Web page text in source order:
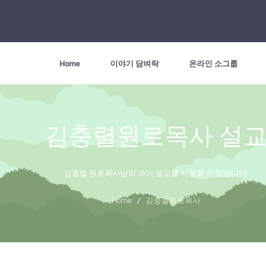
Home 이야기 담벼락 온라인 소그룹
김충렬원로목사 설교
김충렬 원로목사님의 과거 설교를 시청할 수 있습니다.
Home / 김충렬원로목사